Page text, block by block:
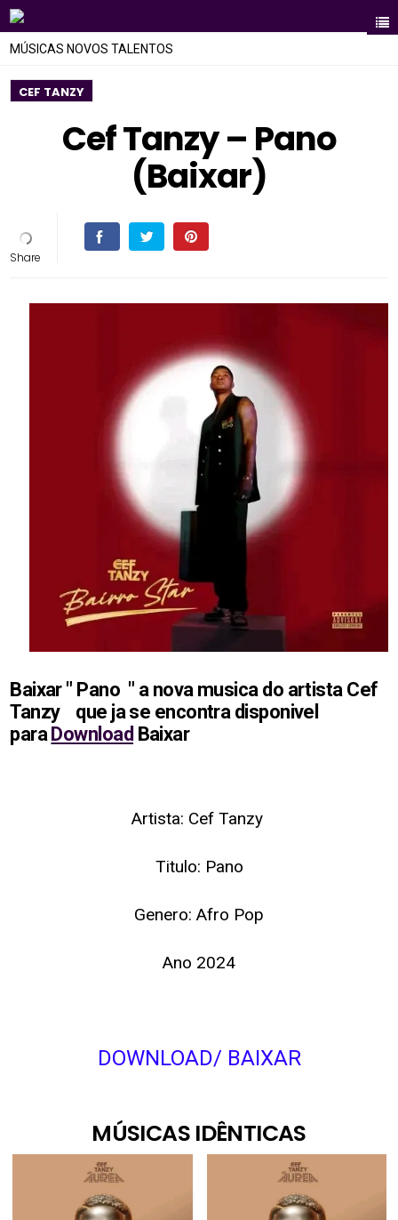
MÚSICAS NOVOS TALENTOS
CEF TANZY
Cef Tanzy – Pano
(Baixar)
Baixar " Pano " a nova musica do artista Cef
Tanzy
que ja se encontra disponivel
para Download Baixar
Artista: Cef Tanzy
Titulo: Pano
Genero: Afro Pop
Ano 2024
DOWNLOAD/ BAIXAR
MÚSICAS IDÊNTICAS